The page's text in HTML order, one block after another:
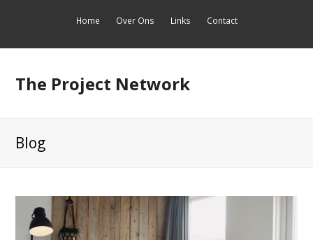
Home Over Ons Links Contact
The Project Network
Blog